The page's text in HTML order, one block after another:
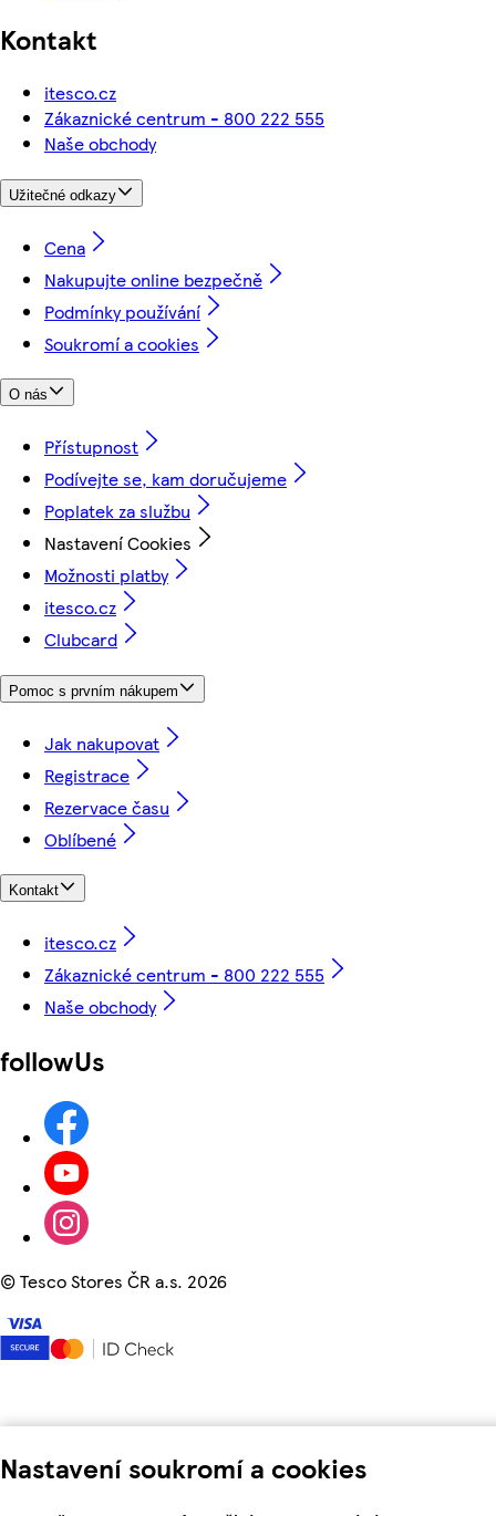
Nastavení soukromí a cookies
Kontakt
itesco.cz
Zákaznické centrum - 800 222 555
Naše obchody
Užitečné odkazy
Cena
Nakupujte online bezpečně
Podmínky používání
Soukromí a cookies
O nás
Přístupnost
Podívejte se, kam doručujeme
Poplatek za službu
Nastavení Cookies
Možnosti platby
itesco.cz
Clubcard
Pomoc s prvním nákupem
Jak nakupovat
Registrace
Rezervace času
Oblíbené
Kontakt
itesco.cz
Zákaznické centrum - 800 222 555
Naše obchody
followUs
©Tesco Stores ČR a.s. 2026